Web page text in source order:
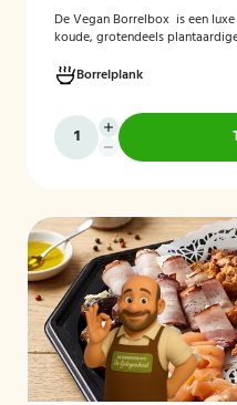
DeVegan Borrelbox is een
koude, grotendeels
groenten, crostini’s en andere
serveerklaar zijn voor een
Borrelplank